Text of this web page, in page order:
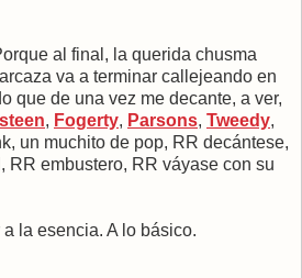
al final, la querida chusma
va a terminar callejeando en
que de una vez me decante, a ver,
, Fogerty, Parsons, Tweedy,
un muchito de pop, RR decántese,
RR embustero, RR váyase con su
la esencia. A lo básico.